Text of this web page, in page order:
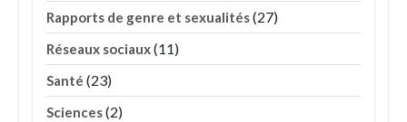
Rapports de genre et sexualités(27)
Réseaux sociaux(11)
Santé (23)
Sciences(2)